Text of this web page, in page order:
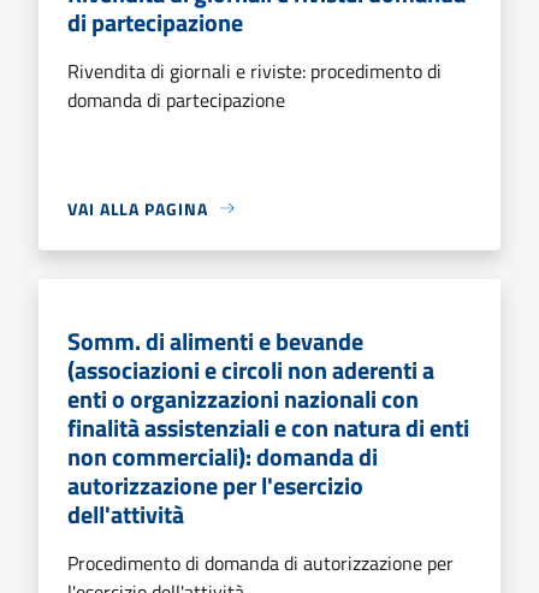
di partecipazione
Rivendita di giornali e riviste: procedimento di
domanda di partecipazione
VAI ALLA PAGINA
Somm. di alimenti e bevande
(associazioni e circoli non aderenti a
enti o organizzazioni nazionali con
finalità assistenziali e con natura di enti
non commerciali): domanda di
autorizzazione per l'esercizio
dell'attività
Procedimento di domanda di autorizzazione per